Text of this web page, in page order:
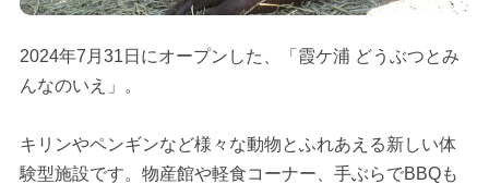
2024年7月31日にオープンした、「霞ケ浦 どうぶつとみ
んなのいえ」。
キリンやペンギンなど様々な動物とふれあえる新しい体
験型施設です。物産館や軽食コーナー、手ぶらでBBQも